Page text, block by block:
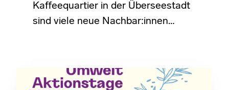
Kaffeequartier in der Überseestadt
sind viele neue Nachbar:innen…